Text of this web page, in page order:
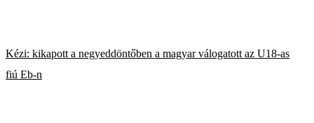
Kézi: kikapott a negyeddöntőben a magyar válogatott az U18-as
fiú Eb-n